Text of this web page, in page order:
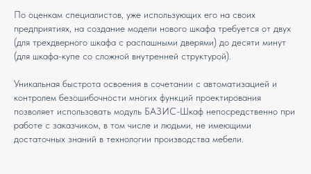
По оценкам специалистов, уже использующих его на своих
предприятиях, на создание модели нового шкафа требуется от двух
(для трехдверного шкафа с распашными дверями) до десяти минут
(для шкафа-купе со сложной внутренней структурой).
Уникальная быстрота освоения в сочетании с автоматизацией и
контролем безошибочности многих функций проектирования
позволяет использовать модуль БАЗИС-Шкаф непосредственно при
работе с заказчиком, в том числе и людьми, не имеющими
достаточных знаний в технологии производства мебели.